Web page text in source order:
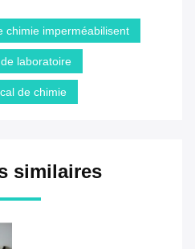
chimie imperméabilisent
laboratoire
de chimie
similaires